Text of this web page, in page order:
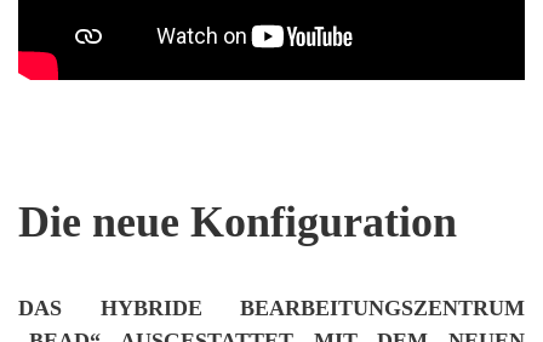
Die neue Konfiguration
DAS HYBRIDE BEARBEITUNGSZENTRUM